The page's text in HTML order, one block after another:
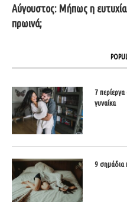
Αύγουστος: Μήπως η ευτυχία
πρωινά;
7
γυναίκα
9 σημάδια